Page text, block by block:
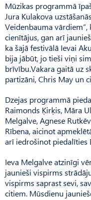
Mūzikas programmā
Jura Kulakova
Vei­denbauma
cienītājus, gan arī
ka šajā festivālā Ievai
bija jābūt, jo tieši viņi
brīvību.Vakara gaitā uz
partizāni, Chris May un
Dzejas programmā
Raimonds Ķirķis, Māra
Melgalve, Agnese
Rībena, aicinot
arī iedrošinot piedalīties
Ieva Melgalve atzinīgi
jaunieši vispirms
vispirms saprast sevi,
citiem. Mūsdienu